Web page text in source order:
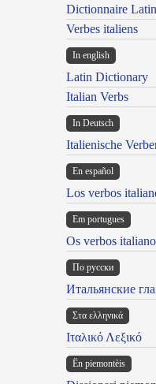
Dictionnaire Latin
Verbes italiens
In english
Latin Dictionary
Italian Verbs
In Deutsch
Italienische
En español
Los verbos
Em portugues
Os verbos
По русски
Итальянские
Στα ελληνικά
Ιταλικό Λεξικό
Ën piemontèis